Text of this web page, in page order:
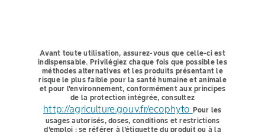
Avant toute utilisation, assurez-vous que celle-ci est
indispensable. Privilégiez chaque fois que possible les
méthodes alternatives et les produits présentant le
risque le plus faible pour la santé humaine et animale
et pour l'environnement, conformément aux principes
de la protection intégrée, consultez
http://agriculture.gouv.fr/ecophyto Pour les
usages autorisés, doses, conditions et restrictions
d'emploi : se référer à l'étiquette du produit ou à la